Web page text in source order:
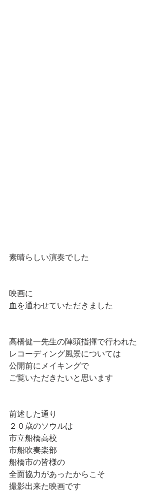
素晴らしい演奏でした
映画に
血を通わせていただきました
高橋健一先生の陣頭指揮で行われた
レコーディング風景については
公開前にメイキングで
ご覧いただきたいと思います
前述した通り
２０歳のソウルは
市立船橋高校
市船吹奏楽部
船橋市の皆様の
全面協力があったからこそ
撮影出来た映画です